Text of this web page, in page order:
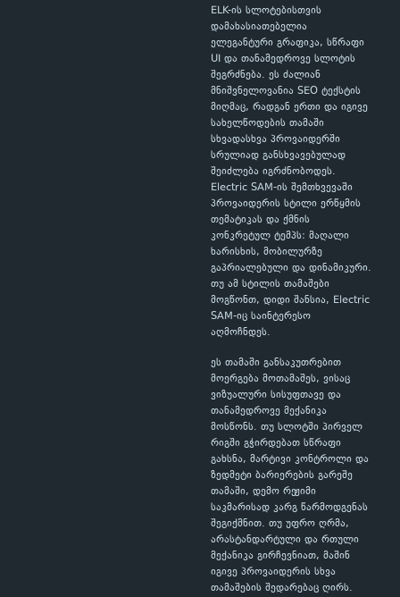
ELK-ის სლოტებისთვის
დამახასიათებელია
ელეგანტური გრაფიკა, სწრაფი
UI და თანამედროვე სლოტის
შეგრძნება. ეს ძალიან
მნიშვნელოვანია SEO ტექსტის
მიღმაც, რადგან ერთი და იგივე
სახელწოდების თამაში
სხვადასხვა პროვაიდერში
სრულიად განსხვავებულად
შეიძლება იგრძნობოდეს.
Electric SAM-ის შემთხვევაში
პროვაიდერის სტილი ერწყმის
თემატიკას და ქმნის
კონკრეტულ ტემპს: მაღალი
ხარისხის, მობილურზე
გაპრიალებული და დინამიკური.
თუ ამ სტილის თამაშები
მოგწონთ, დიდი შანსია, Electric
SAM-იც საინტერესო
აღმოჩნდეს.
ეს თამაში განსაკუთრებით
მოერგება მოთამაშეს, ვისაც
ვიზუალური სისუფთავე და
თანამედროვე მექანიკა
მოსწონს. თუ სლოტში პირველ
რიგში გჭირდებათ სწრაფი
გახსნა, მარტივი კონტროლი და
ზედმეტი ბარიერების გარეშე
თამაში, დემო რეჟიმი
საკმარისად კარგ წარმოდგენას
შეგიქმნით. თუ უფრო ღრმა,
არასტანდარტული და რთული
მექანიკა გირჩევნიათ, მაშინ
იგივე პროვაიდერის სხვა
თამაშების შედარებაც ღირს.